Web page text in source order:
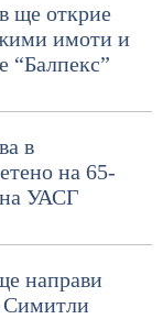
ще открие
имоти и
“Балпекс”
в
на 65-
на УАСГ
направи
Симитли